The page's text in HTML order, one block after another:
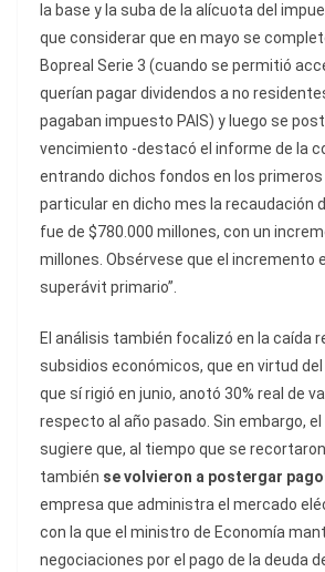
la base y la suba de la alícuota del
que considerar que en mayo se
Bopreal Serie 3 (cuando se permitió
querían pagar dividendos a no
pagaban impuesto PAIS) y luego se
vencimiento -destacó el informe de la
entrando dichos fondos en los primeros
particular en dicho mes la recaudación
fue de $780.000 millones, con un
millones. Obsérvese que el incremento
superávit primario”.
El análisis también focalizó en la caída
subsidios económicos, que en virtud
que sí rigió en junio, anotó 30% real de
respecto al año pasado. Sin embargo,
sugiere que, al tiempo que se
también se volvieron a postergar
empresa que administra el mercado
con la que el ministro de Economía
negociaciones por el pago de la deuda